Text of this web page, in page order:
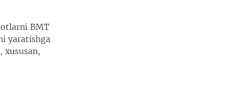
BMT
yaratishga
xususan,